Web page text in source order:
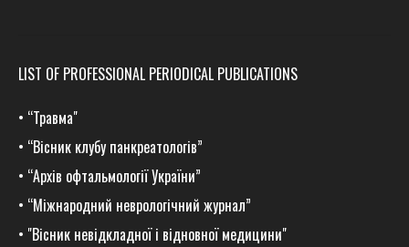
LIST OF PROFESSIONAL PERIODICAL PUBLICATIONS
• “Травма"
• “Вісник клубу панкреатологів”
• “Архів офтальмології України”
• “Міжнародний неврологічний журнал”
• "Вісник невідкладної і відновної медицини"